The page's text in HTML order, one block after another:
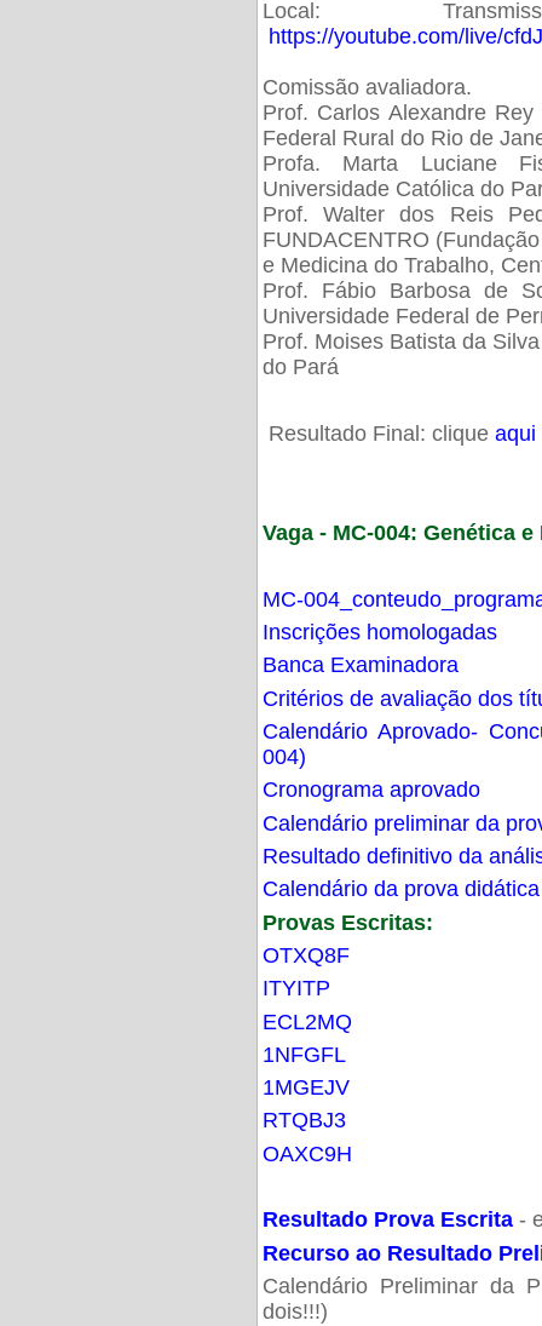
Local:
https://youtube.com/live/
Comissão avaliadora.
Prof. Carlos Alexandre
Federal Rural do Rio de
Profa. Marta Luciane
Universidade Católica do
Prof. Walter dos Reis
FUNDACENTRO
e Medicina do Trabalho,
Prof. Fábio Barbosa de
Universidade Federal de
Prof. Moises Batista da
do Pará
Resultado Final: clique aqui
Vaga - MC-004: Genética
MC-
Inscrições homologadas
Banca Examinadora
Critérios de avaliação dos
Calendário Aprovado-
004)
Cronograma aprovado
Calendário preliminar da
Resultado definitivo da
Calendário da prova didática
Provas Escritas:
OTXQ8F
ITYITP
ECL2MQ
1NFGFL
1MGEJV
RTQBJ3
OAXC9H
Resultado Prova Escrita -
Recurso ao Resultado
Calendário Preliminar da
dois!!!)